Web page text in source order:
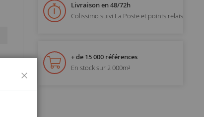
Livraison en 48/72h
Colissimo suivi La Poste et points relais
+ de 15 000 références
En stock sur 2 000m²
Fermer